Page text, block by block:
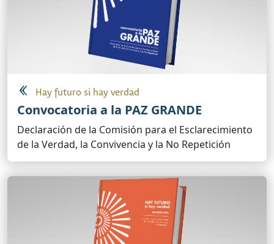
Hay futuro si hay verdad
Convocatoria a la PAZ GRANDE
Declaración de la Comisión para el Esclarecimiento
de la Verdad, la Convivencia y la No Repetición